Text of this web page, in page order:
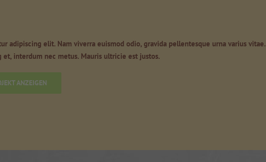
adipiscing elit. Nam viverra euismod odio, gravida pellentesque urna varius vitae.
interdum nec metus. Mauris ultricie est justos.
ANZEIGEN